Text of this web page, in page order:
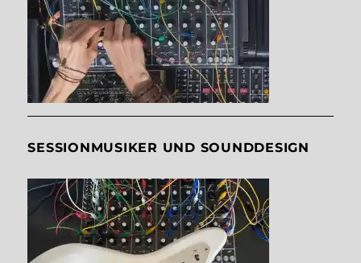
SESSIONMUSIKER UND SOUNDDESIGN